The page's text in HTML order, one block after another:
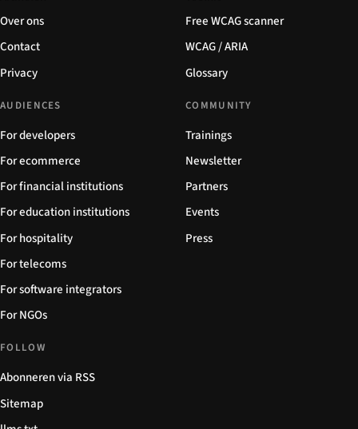
Over ons
Contact
Privacy
Free WCAG scanner
WCAG / ARIA
Glossary
AUDIENCES
For developers
For ecommerce
For financial institutions
For education institutions
For hospitality
For telecoms
For software integrators
For NGOs
COMMUNITY
Trainings
Newsletter
Partners
Events
Press
FOLLOW
Abonneren via RSS
Sitemap